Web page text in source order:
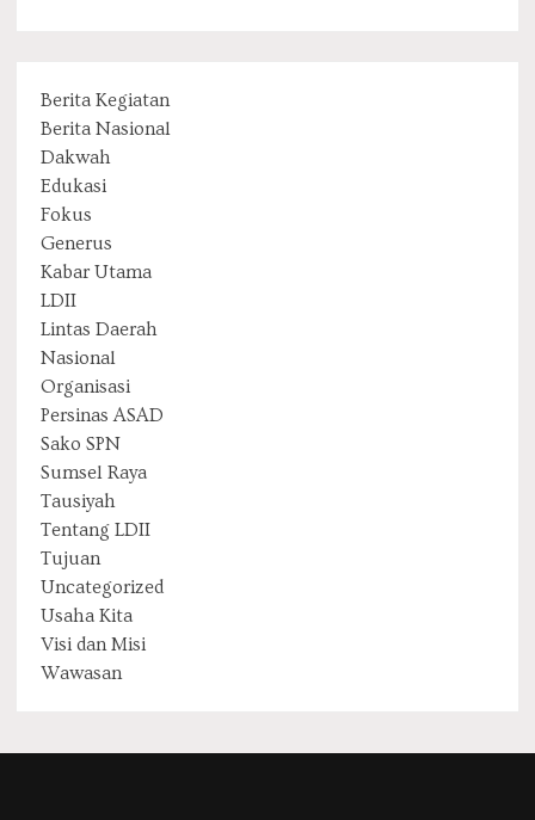
Berita Kegiatan
Berita Nasional
Dakwah
Edukasi
Fokus
Generus
Kabar Utama
LDII
Lintas Daerah
Nasional
Organisasi
Persinas ASAD
Sako SPN
Sumsel Raya
Tausiyah
Tentang LDII
Tujuan
Uncategorized
Usaha Kita
Visi dan Misi
Wawasan